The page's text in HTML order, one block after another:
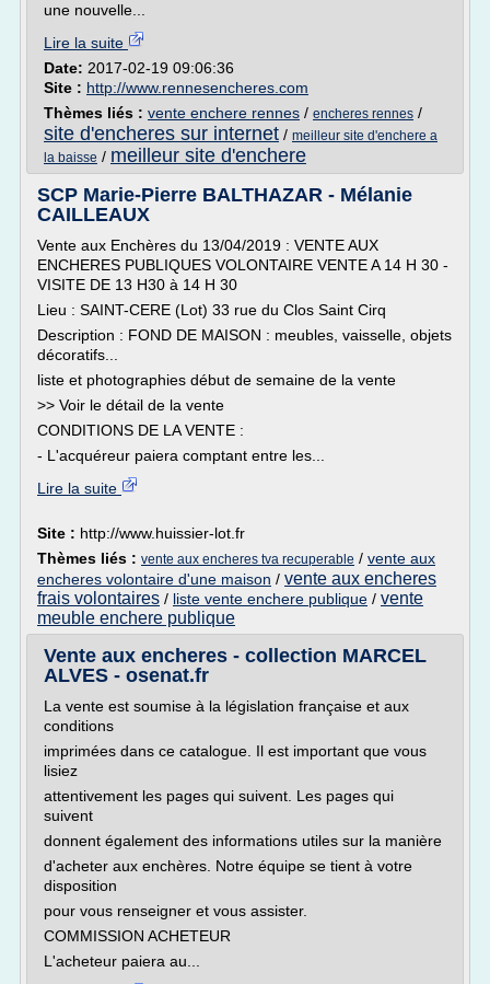
une nouvelle...
Lire la suite
Date: 2017-02-19 09:06:36
Site : http://www.rennesencheres.com
Thèmes liés : vente enchere rennes / encheres rennes /
site d'encheres sur internet / meilleur site d'enchere a
la baisse / meilleur site d'enchere
SCP Marie-Pierre BALTHAZAR - Mélanie
CAILLEAUX
Vente aux Enchères du 13/04/2019 : VENTE AUX
ENCHERES PUBLIQUES VOLONTAIRE VENTE A 14 H 30 -
VISITE DE 13 H30 à 14 H 30
Lieu : SAINT-CERE (Lot) 33 rue du Clos Saint Cirq
Description : FOND DE MAISON : meubles, vaisselle, objets
décoratifs...
liste et photographies début de semaine de la vente
>> Voir le détail de la vente
CONDITIONS DE LA VENTE :
- L'acquéreur paiera comptant entre les...
Lire la suite
Site : http://www.huissier-lot.fr
Thèmes liés : vente aux encheres tva recuperable / vente aux
encheres volontaire d'une maison / vente aux encheres
frais volontaires / liste vente enchere publique / vente
meuble enchere publique
Vente aux encheres - collection MARCEL
ALVES - osenat.fr
La vente est soumise à la législation française et aux
conditions
imprimées dans ce catalogue. Il est important que vous
lisiez
attentivement les pages qui suivent. Les pages qui
suivent
donnent également des informations utiles sur la manière
d'acheter aux enchères. Notre équipe se tient à votre
disposition
pour vous renseigner et vous assister.
COMMISSION ACHETEUR
L'acheteur paiera au...